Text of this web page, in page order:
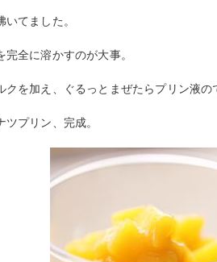
てました。
全に溶かすのが大事。
を加え、ぐるっとまぜたらプリン液の
プリン、完成。